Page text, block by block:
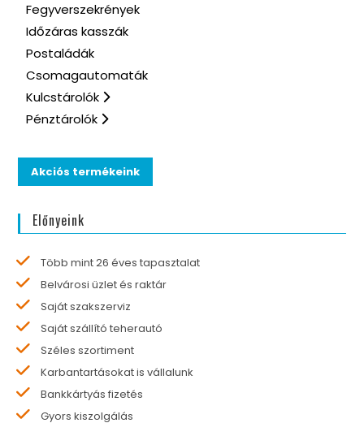
Fegyverszekrények
Időzáras kasszák
Postaládák
Csomagautomaták
Kulcstárolók
Pénztárolók
Akciós termékeink
Előnyeink
Több mint 26 éves tapasztalat
Belvárosi üzlet és raktár
Saját szakszerviz
Saját szállító teherautó
Széles szortiment
Karbantartásokat is vállalunk
Bankkártyás fizetés
Gyors kiszolgálás